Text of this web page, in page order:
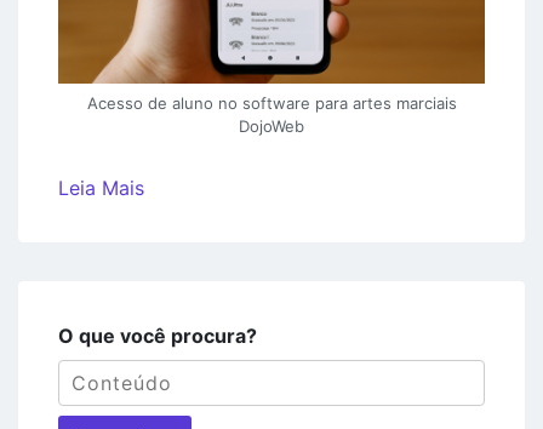
Acesso de aluno no software para artes marciais
DojoWeb
Leia Mais
O que você procura?